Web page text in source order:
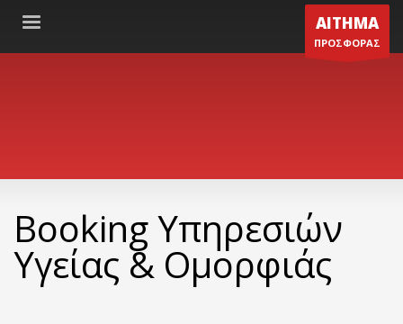
ΑΙΤΗΜΑ
ΠΡΟΣΦΟΡΑΣ
Booking Υπηρεσιών
Υγείας & Ομορφιάς